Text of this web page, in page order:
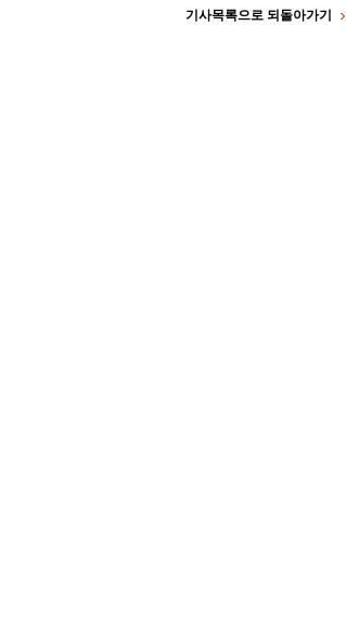
기사목록으로 되돌아가기